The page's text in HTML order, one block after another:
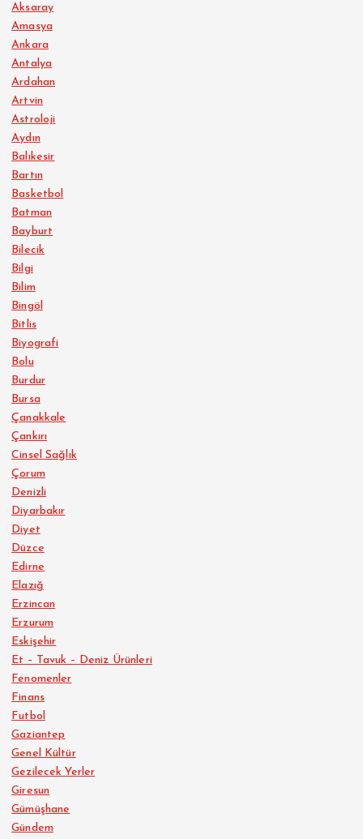
Aksaray
Amasya
Ankara
Antalya
Ardahan
Artvin
Astroloji
Aydın
Balıkesir
Bartın
Basketbol
Batman
Bayburt
Bilecik
Bilgi
Bilim
Bingöl
Bitlis
Biyografi
Bolu
Burdur
Bursa
Çanakkale
Çankırı
Cinsel Sağlık
Çorum
Denizli
Diyarbakır
Diyet
Düzce
Edirne
Elazığ
Erzincan
Erzurum
Eskişehir
Et – Tavuk – Deniz Ürünleri
Fenomenler
Finans
Futbol
Gaziantep
Genel Kültür
Gezilecek Yerler
Giresun
Gümüşhane
Gündem